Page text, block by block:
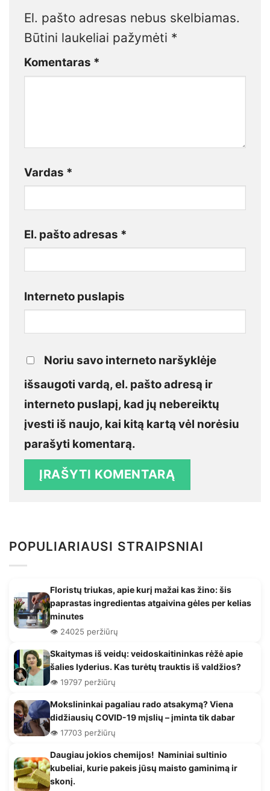
El. pašto adresas nebus skelbiamas.
Būtini laukeliai pažymėti *
Komentaras *
Vardas *
El. pašto adresas *
Interneto puslapis
Noriu savo interneto naršyklėje
išsaugoti vardą, el. pašto adresą ir
interneto puslapį, kad jų nebereiktų
įvesti iš naujo, kai kitą kartą vėl norėsiu
parašyti komentarą.
POPULIARIAUSI STRAIPSNIAI
Floristų triukas, apie kurį mažai kas žino: šis
paprastas ingredientas atgaivina gėles per kelias
minutes
👁️ 24025 peržiūrų
Skaitymas iš veidų: veidoskaitininkas rėžė apie
šalies lyderius. Kas turėtų trauktis iš valdžios?
👁️ 19797 peržiūrų
Mokslininkai pagaliau rado atsakymą? Viena
didžiausių COVID-19 mįslių – įminta tik dabar
👁️ 17703 peržiūrų
Daugiau jokios chemijos! Naminiai sultinio
kubeliai, kurie pakeis jūsų maisto gaminimą ir
skonį.